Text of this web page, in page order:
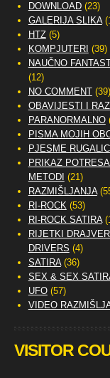
DOWNLOAD(23)
GALERIJA SLIKA
HTZ(5)
KOMPJUTERI (39)
NAUČNO
(12)
NO COMMENT(39)
OBAVIJESTI I
PARANORMALNO
PISMA MOJIH
PJESME
PRIKAZ
METODI (21)
RAZMIŠLJANJA
RI-ROCK(53)
RI-ROCK SATIRA
RIJETKI
DRIVERS (4)
SATIRA(36)
SEX & SEX
UFO(57)
VIDEO
VISITOR